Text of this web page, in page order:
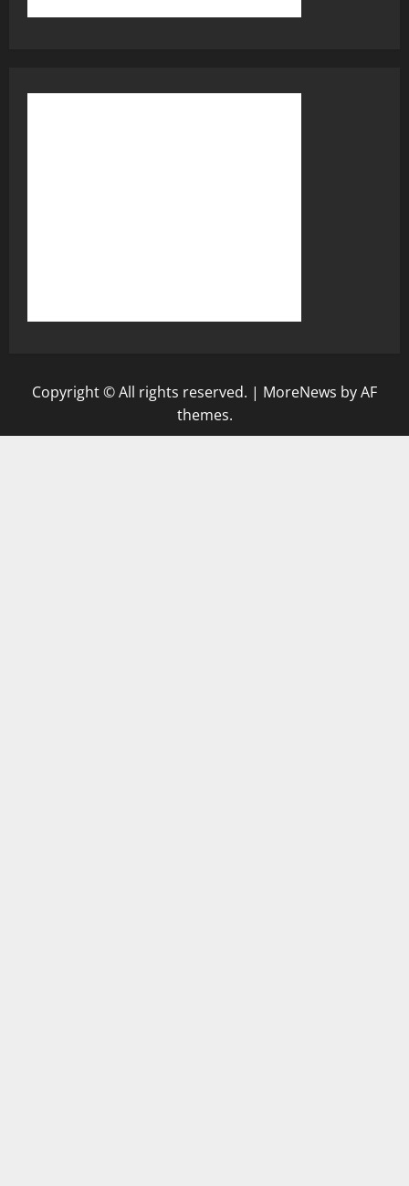
Copyright © All rights reserved. | MoreNews by AF
themes.